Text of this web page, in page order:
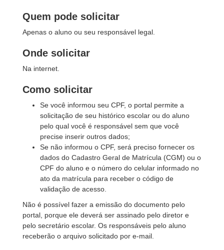
Quem pode solicitar
Apenas o aluno ou seu responsável legal.
Onde solicitar
Na internet.
Como solicitar
Se você informou seu CPF, o portal permite a
solicitação de seu histórico escolar ou do aluno
pelo qual você é responsável sem que você
precise inserir outros dados;
Se não informou o CPF, será preciso fornecer os
dados do Cadastro Geral de Matrícula (CGM) ou o
CPF do aluno e o número do celular informado no
ato da matrícula para receber o código de
validação de acesso.
Não é possível fazer a emissão do documento pelo
portal, porque ele deverá ser assinado pelo diretor e
pelo secretário escolar. Os responsáveis pelo aluno
receberão o arquivo solicitado por e-mail.